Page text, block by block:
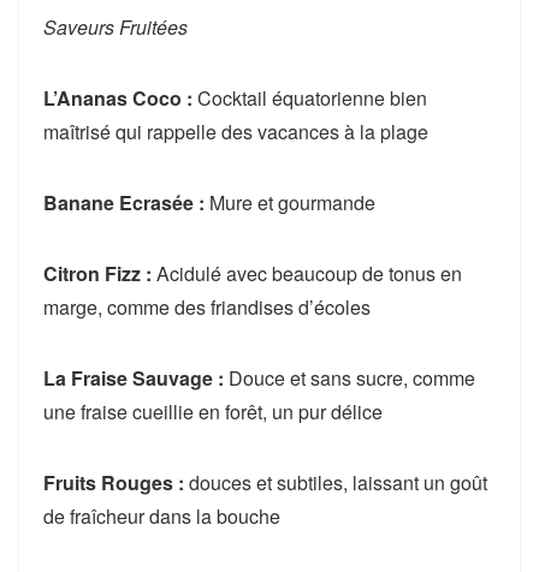
Saveurs Fruitées
L’Ananas Coco : Cocktail équatorienne bien
maîtrisé qui rappelle des vacances à la plage
Banane Ecrasée : Mure et gourmande
Citron Fizz : Acidulé avec beaucoup de tonus en
marge, comme des friandises d’écoles
La Fraise Sauvage : Douce et sans sucre, comme
une fraise cueillie en forêt, un pur délice
Fruits Rouges : douces et subtiles, laissant un goût
de fraîcheur dans la bouche